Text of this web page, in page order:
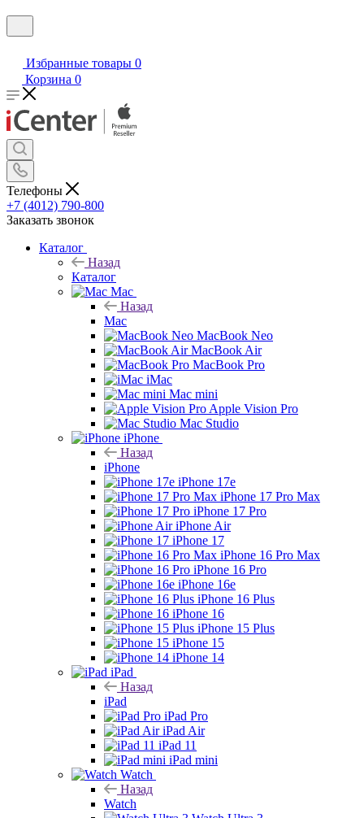
Избранные товары 0
Корзина 0
Телефоны
+7 (4012) 790-800
Заказать звонок
Каталог
Назад
Каталог
Mac
Назад
Mac
MacBook Neo
MacBook Air
MacBook Pro
iMac
Mac mini
Apple Vision Pro
Mac Studio
iPhone
Назад
iPhone
iPhone 17e
iPhone 17 Pro Max
iPhone 17 Pro
iPhone Air
iPhone 17
iPhone 16 Pro Max
iPhone 16 Pro
iPhone 16e
iPhone 16 Plus
iPhone 16
iPhone 15 Plus
iPhone 15
iPhone 14
iPad
Назад
iPad
iPad Pro
iPad Air
iPad 11
iPad mini
Watch
Назад
Watch